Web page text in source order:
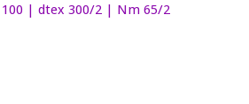
| dtex 300/2 | Nm 65/2